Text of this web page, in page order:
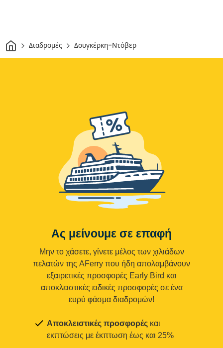
ΣπίτιΔιαδρομές Δουγκέρκη-Ντόβερ
Ας μείνουμε σε επαφή
Μην το χάσετε, γίνετε μέλος των χιλιάδων
πελατών της AFerry που ήδη απολαμβάνουν
εξαιρετικές προσφορές Early Bird και
αποκλειστικές ειδικές προσφορές σε ένα
ευρύ φάσμα διαδρομών!
Αποκλειστικές προσφορές και
εκπτώσεις με έκπτωση έως και 25%